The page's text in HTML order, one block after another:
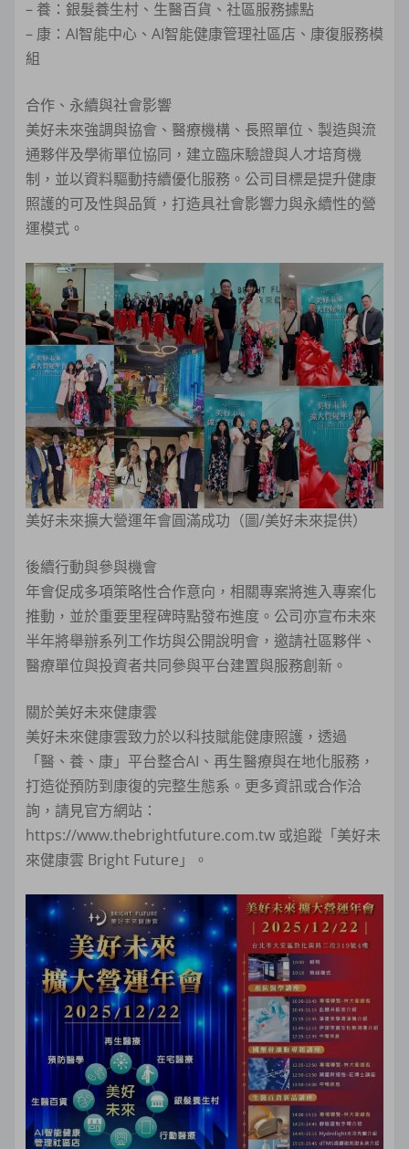
– 養：銀髮養生村、生醫百貨、社區服務據點
– 康：AI智能中心、AI智能健康管理社區店、康復服務模
組
合作、永續與社會影響
美好未來強調與協會、醫療機構、長照單位、製造與流
通夥伴及學術單位協同，建立臨床驗證與人才培育機
制，並以資料驅動持續優化服務。公司目標是提升健康
照護的可及性與品質，打造具社會影響力與永續性的營
運模式。
美好未來擴大營運年會圓滿成功（圖/美好未來提供）
後續行動與參與機會
年會促成多項策略性合作意向，相關專案將進入專案化
推動，並於重要里程碑時點發布進度。公司亦宣布未來
半年將舉辦系列工作坊與公開說明會，邀請社區夥伴、
醫療單位與投資者共同參與平台建置與服務創新。
關於美好未來健康雲
美好未來健康雲致力於以科技賦能健康照護，透過
「醫、養、康」平台整合AI、再生醫療與在地化服務，
打造從預防到康復的完整生態系。更多資訊或合作洽
詢，請見官方網站：
https://www.thebrightfuture.com.tw 或追蹤「美好未
來健康雲 Bright Future」。